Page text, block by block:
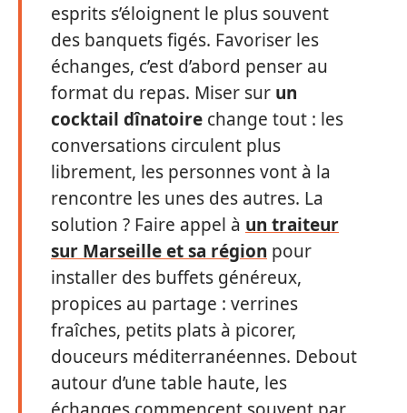
esprits s’éloignent le plus souvent
des banquets figés. Favoriser les
échanges, c’est d’abord penser au
format du repas. Miser sur un
cocktail dînatoire change tout : les
conversations circulent plus
librement, les personnes vont à la
rencontre les unes des autres. La
solution ? Faire appel à un traiteur
sur Marseille et sa région pour
installer des buffets généreux,
propices au partage : verrines
fraîches, petits plats à picorer,
douceurs méditerranéennes. Debout
autour d’une table haute, les